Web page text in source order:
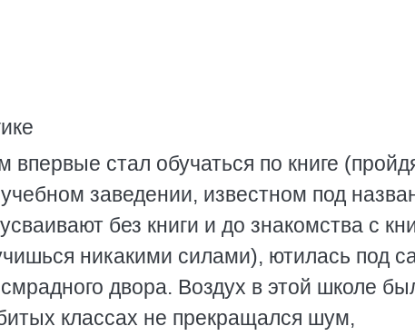
стал обучаться по книге
заведении, известном под
без книги и до знакомства с
никакими силами), ютилась под
двора. Воздух в этой школе
классах не прекращался шум,